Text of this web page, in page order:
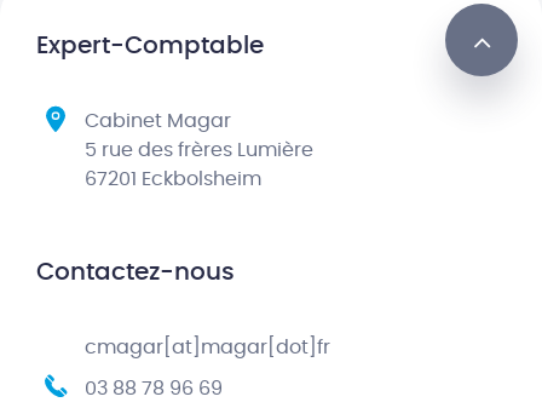
Expert-Comptable
Cabinet Magar
5 rue des frères Lumière
67201 Eckbolsheim
Contactez-nous
cmagar[at]magar[dot]fr
03 88 78 96 69